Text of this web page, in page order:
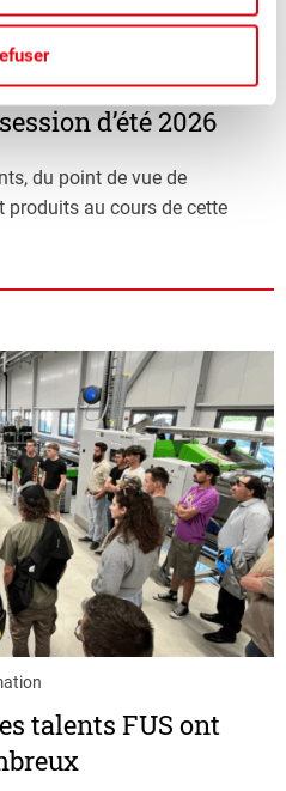
d’été 2026
du point de vue de
produits au cours de cette
talents FUS ont